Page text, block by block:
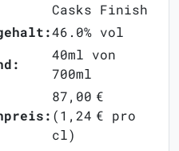
Casks Finish
46.0% vol
40ml von
700ml
87,00 €
(1,24 € pro
cl)